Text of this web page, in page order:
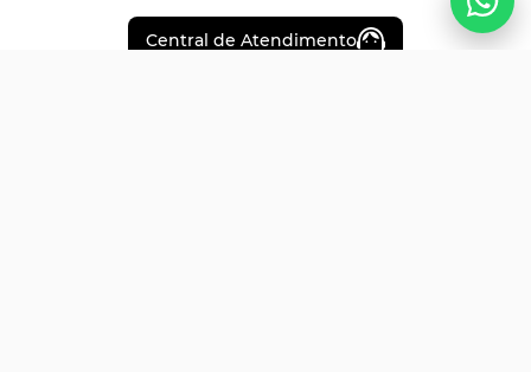
Central de Atendimento